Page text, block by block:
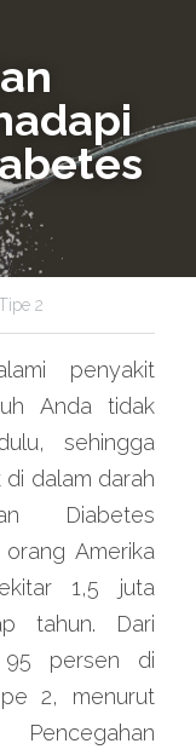
2
penyakit
Anda tidak
sehingga
dalam darah
Diabetes
Amerika
1,5 juta
tahun. Dari
95 persen di
2, menurut